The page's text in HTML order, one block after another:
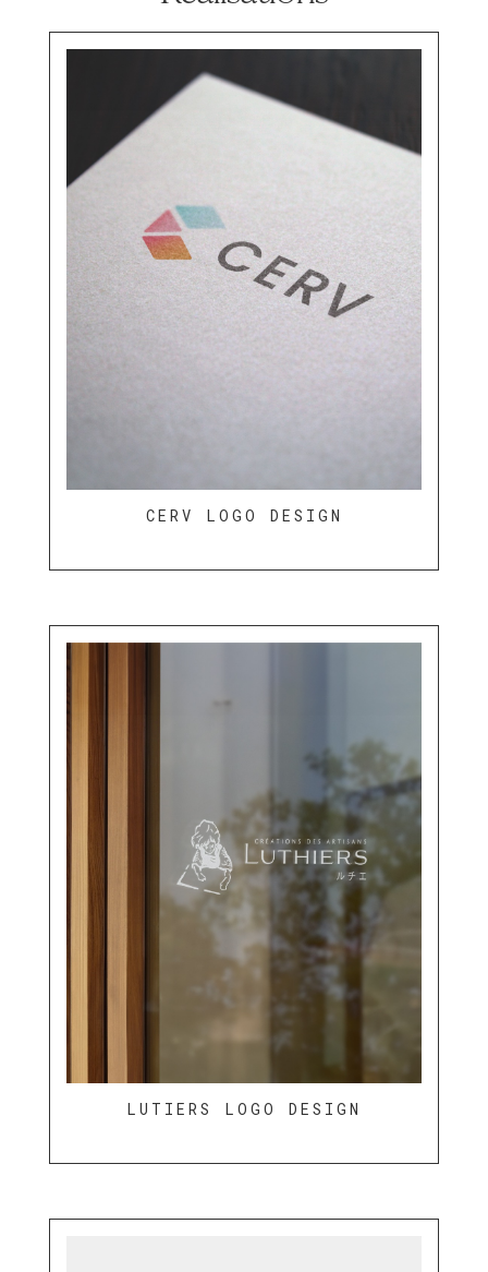
CERV LOGO DESIGN
LUTIERS LOGO DESIGN